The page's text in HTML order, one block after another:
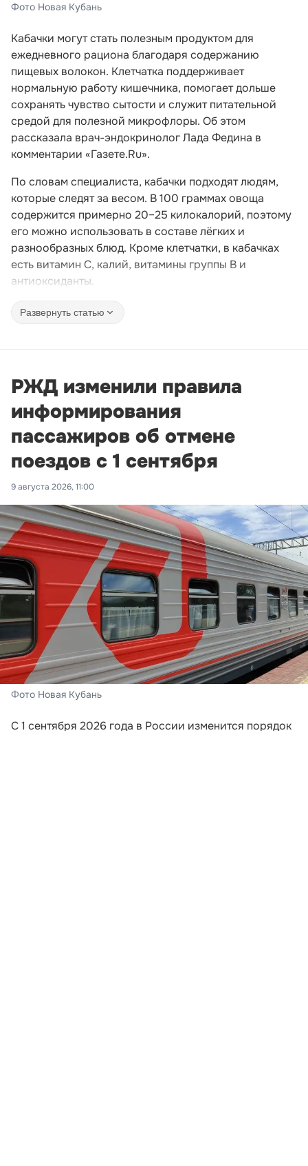
Фото Новая Кубань
Кабачки могут стать полезным продуктом для
ежедневного рациона благодаря содержанию
пищевых волокон. Клетчатка поддерживает
нормальную работу кишечника, помогает дольше
сохранять чувство сытости и служит питательной
средой для полезной микрофлоры. Об этом
рассказала врач-эндокринолог Лада Федина в
комментарии «Газете.Ru».
По словам специалиста, кабачки подходят людям,
которые следят за весом. В 100 граммах овоща
содержится примерно 20–25 килокалорий, поэтому
его можно использовать в составе лёгких и
разнообразных блюд. Кроме клетчатки, в кабачках
есть витамин C, калий, витамины группы B и
антиоксиданты.
Развернуть статью
РЖД изменили правила
информирования
пассажиров об отмене
поездов с 1 сентября
9 августа 2026, 11:00
Фото Новая Кубань
С 1 сентября 2026 года в России изменится порядок